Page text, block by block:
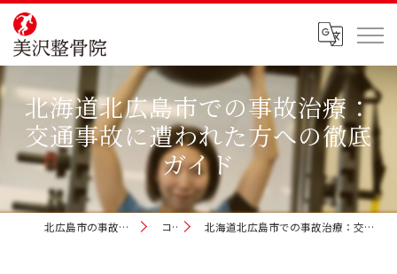
北海道北広島市での事故治療：
交通事故に遭われた方への徹底
ガイド
北広島市の事故治療なら美沢整骨院 コラム 北海道北広島市での事故治療：交通事故に遭われた方への徹底ガイド